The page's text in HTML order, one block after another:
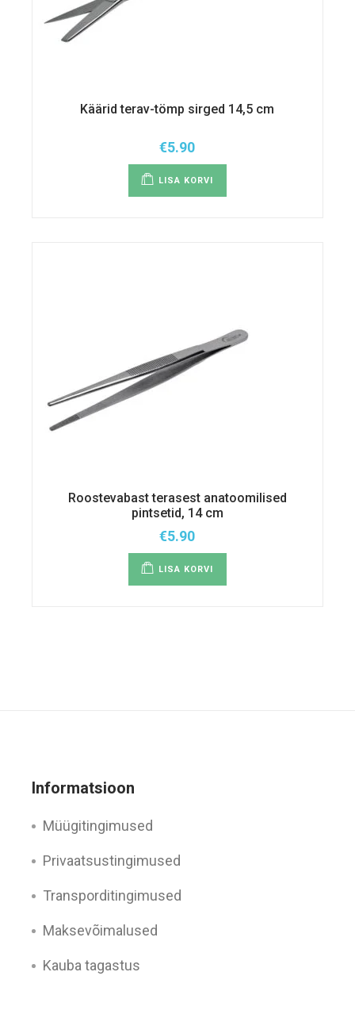
Käärid terav-tömp sirged 14,5 cm
€5.90
LISA KORVI
Roostevabast terasest anatoomilised
pintsetid, 14 cm
€5.90
LISA KORVI
Informatsioon
Müügitingimused
Privaatsustingimused
Transporditingimused
Maksevõimalused
Kauba tagastus